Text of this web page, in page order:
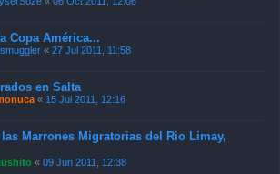
Copa América...
« 27 Jul 2011, 11:58
en Salta
« 15 Jul 2011, 12:16
Marrones Migratorias del Rio Limay,
« 09 Jun 2011, 12:38